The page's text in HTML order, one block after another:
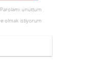
Parolamı unuttum
olmak istiyorum